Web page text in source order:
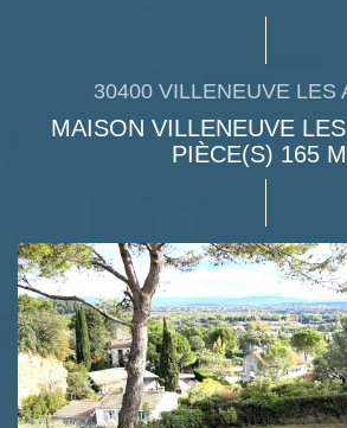
30400 VILLENEUVE LES
MAISON VILLENEUVE
PIÈCE(S) 165